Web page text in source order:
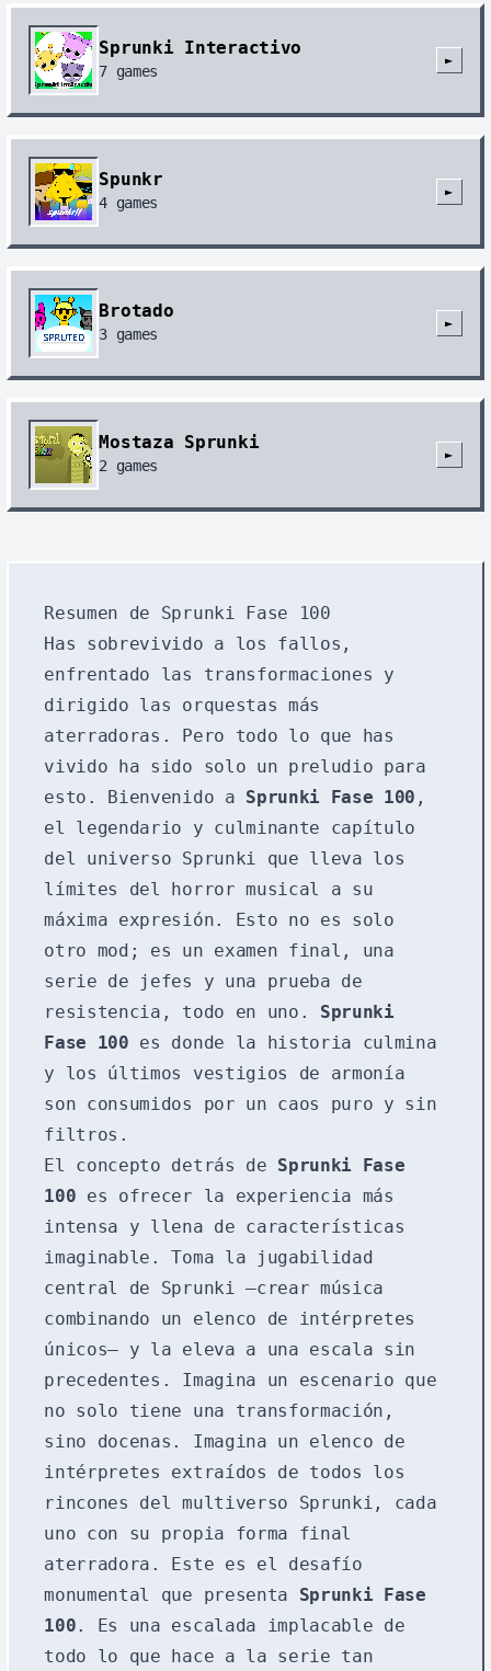
Sprunki Interactivo
7 games
►
Spunkr
4 games
►
Brotado
3 games
►
Mostaza Sprunki
2 games
►
Resumen de Sprunki Fase 100
Has sobrevivido a los fallos,
enfrentado las transformaciones y
dirigido las orquestas más
aterradoras. Pero todo lo que has
vivido ha sido solo un preludio para
esto. Bienvenido a Sprunki Fase 100 ,
el legendario y culminante capítulo
del universo Sprunki que lleva los
límites del horror musical a su
máxima expresión. Esto no es solo
otro mod; es un examen final, una
serie de jefes y una prueba de
resistencia, todo en uno. Sprunki
Fase 100 es donde la historia culmina
y los últimos vestigios de armonía
son consumidos por un caos puro y sin
filtros.
El concepto detrás de Sprunki Fase
100 es ofrecer la experiencia más
intensa y llena de características
imaginable. Toma la jugabilidad
central de Sprunki —crear música
combinando un elenco de intérpretes
únicos— y la eleva a una escala sin
precedentes. Imagina un escenario que
no solo tiene una transformación,
sino docenas. Imagina un elenco de
intérpretes extraídos de todos los
rincones del multiverso Sprunki, cada
uno con su propia forma final
aterradora. Este es el desafío
monumental que presenta Sprunki Fase
100. Es una escalada implacable de
todo lo que hace a la serie tan